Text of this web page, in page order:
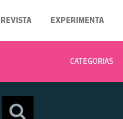
REVISTA EXPERIMENTA
CATEGORIAS